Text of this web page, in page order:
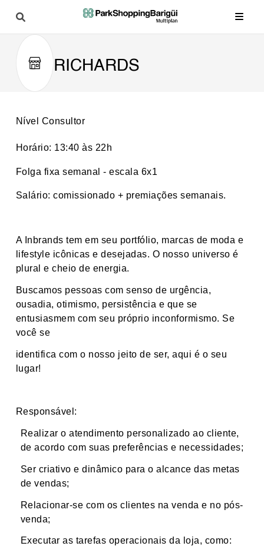
RICHARDS
Nível Consultor
Horário: 13:40 às 22h
Folga fixa semanal - escala 6x1
Salário: comissionado + premiações semanais.
A Inbrands tem em seu portfólio, marcas de moda e
lifestyle icônicas e desejadas. O nosso universo é
plural e cheio de energia.
Buscamos pessoas com senso de urgência,
ousadia, otimismo, persistência e que se
entusiasmem com seu próprio inconformismo. Se
você se
identifica com o nosso jeito de ser, aqui é o seu
lugar!
Responsável:
Realizar o atendimento personalizado ao cliente,
de acordo com suas preferências e necessidades;
Ser criativo e dinâmico para o alcance das metas
de vendas;
Relacionar-se com os clientes na venda e no pós-
venda;
Executar as tarefas operacionais da loja, como: